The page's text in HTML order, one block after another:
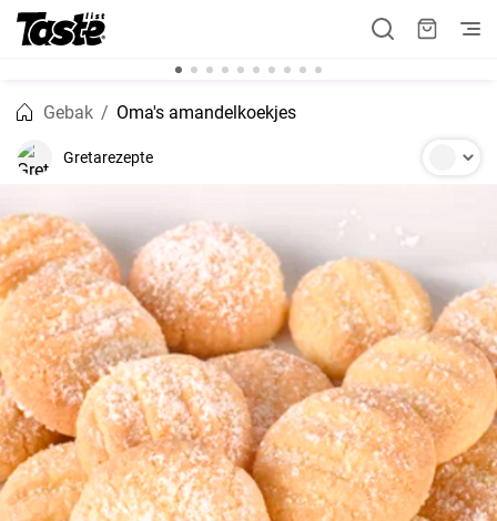
Gebak Oma's amandelkoekjes
Gretarezepte